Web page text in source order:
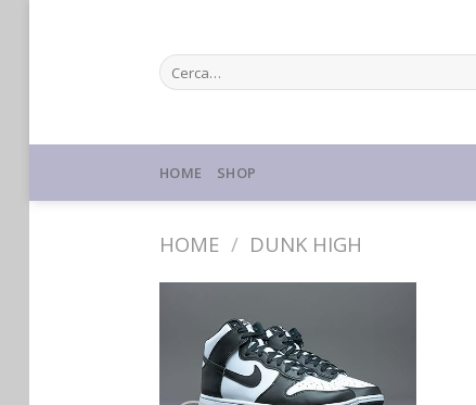
Cerca:
HOME SHOP
HOME / DUNK HIGH